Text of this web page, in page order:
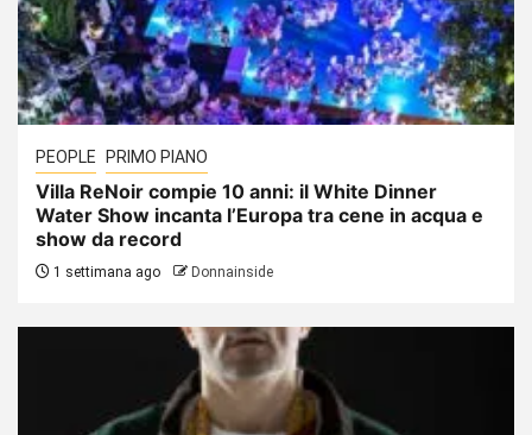
PEOPLE PRIMO PIANO
Villa ReNoir compie 10 anni: il White Dinner
Water Show incanta l’Europa tra cene in acqua e
show da record
1 settimana ago Donnainside